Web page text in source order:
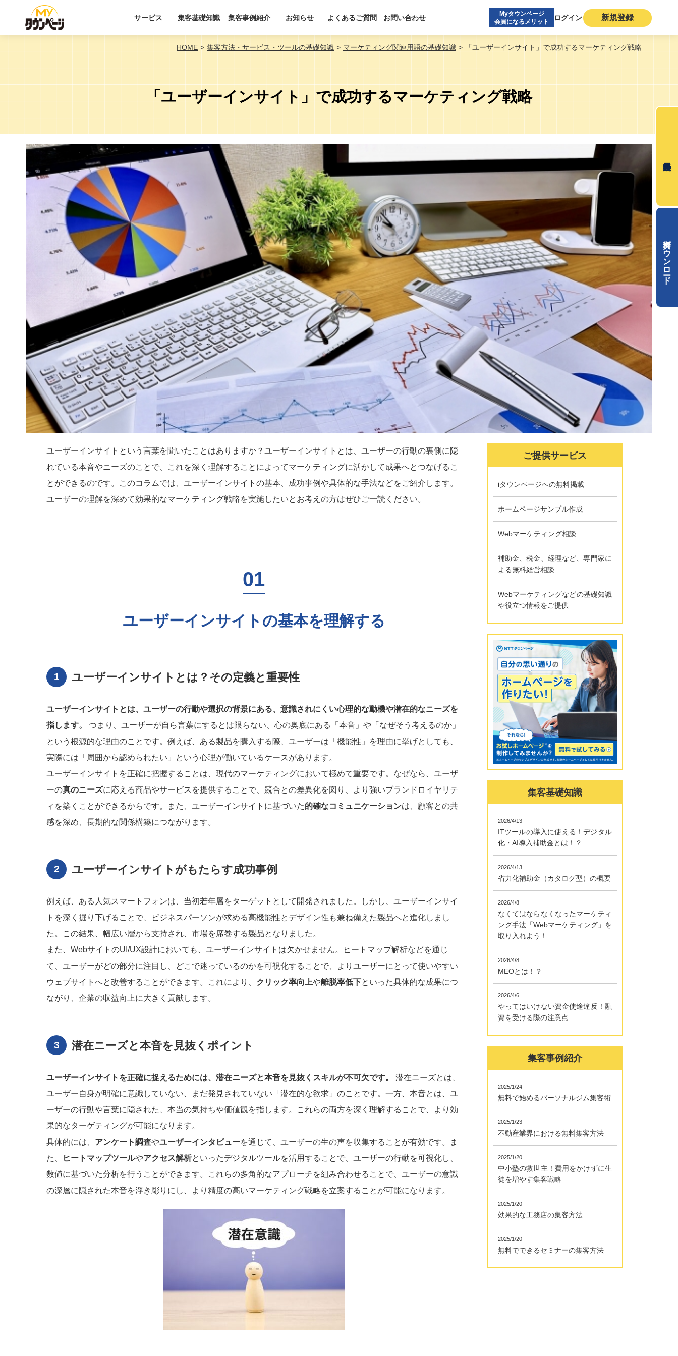
サービス 集客基礎知識 集客事例紹介 お知らせ よくあるご質問 お問い合わせ
Myタウンページ
会員になるメリット
ログイン 新規登録
資料ダウンロード
HOME 集客方法・サービス・ツールの基礎知識 マーケティング関連用語の基礎知識 「ユーザーインサイト」で成功するマーケティング戦略
「ユーザーインサイト」で成功するマーケティング戦略
ユーザーインサイトという言葉を聞いたことはありますか？ユーザーインサイトとは、ユーザーの行動の裏側に隠
れている本音やニーズのことで、これを深く理解することによってマーケティングに活かして成果へとつなげるこ
とができるのです。このコラムでは、ユーザーインサイトの基本、成功事例や具体的な手法などをご紹介します。
ユーザーの理解を深めて効果的なマーケティング戦略を実施したいとお考えの方はぜひご一読ください。
ユーザーインサイトの基本を理解する
ユーザーインサイトとは？その定義と重要性
ユーザーインサイトとは、ユーザーの行動や選択の背景にある、意識されにくい心理的な動機や潜在的なニーズを
指します。
つまり、ユーザーが自ら言葉にするとは限らない、心の奥底にある「本音」や「なぜそう考えるのか」
という根源的な理由のことです。例えば、ある製品を購入する際、ユーザーは「機能性」を理由に挙げとしても、
実際には「周囲から認められたい」という心理が働いているケースがあります。
ユーザーインサイトを正確に把握することは、現代のマーケティングにおいて極めて重要です。なぜなら、ユーザ
ーの真のニーズに応える商品やサービスを提供することで、競合との差異化を図り、より強いブランドロイヤリテ
ィを築くことができるからです。また、ユーザーインサイトに基づいた的確なコミュニケーションは、顧客との共
感を深め、長期的な関係構築につながります。
ユーザーインサイトがもたらす成功事例
例えば、ある人気スマートフォンは、当初若年層をターゲットとして開発されました。しかし、ユーザーインサイ
トを深く掘り下げることで、ビジネスパーソンが求める高機能性とデザイン性も兼ね備えた製品へと進化しまし
た。この結果、幅広い層から支持され、市場を席巻する製品となりました。
また、WebサイトのUI/UX設計においても、ユーザーインサイトは欠かせません。ヒートマップ解析などを通じ
て、ユーザーがどの部分に注目し、どこで迷っているのかを可視化することで、よりユーザーにとって使いやすい
ウェブサイトへと改善することができます。これにより、 クリック率向上や離脱率低下といった具体的な成果につ
ながり、企業の収益向上に大きく貢献します。
潜在ニーズと本音を見抜くポイント
ユーザーインサイトを正確に捉えるためには、潜在ニーズと本音を見抜くスキルが不可欠です。
潜在ニーズとは、
ユーザー自身が明確に意識していない、まだ発見されていない「潜在的な欲求」のことです。一方、本音とは、ユ
ーザーの行動や言葉に隠された、本当の気持ちや価値観を指します。これらの両方を深く理解することで、より効
果的なターゲティングが可能になります。
具体的には、 アンケート調査やユーザーインタビューを通じて、ユーザーの生の声を収集することが有効です。ま
た、
ヒートマップツールやアクセス解析といったデジタルツールを活用することで、ユーザーの行動を可視化し、
数値に基づいた分析を行うことができます。これらの多角的なアプローチを組み合わせることで、ユーザーの意識
の深層に隠された本音を浮き彫りにし、より精度の高いマーケティング戦略を立案することが可能になります。
ご提供サービス
iタウンページへの無料掲載
ホームページサンプル作成
Webマーケティング相談
補助金、税金、経理など、専門家に
よる無料経営相談
Webマーケティングなどの基礎知識
や役立つ情報をご提供
集客基礎知識
2026/4/13
ITツールの導入に使える！デジタル
化・AI導入補助金とは！？
2026/4/13
省力化補助金（カタログ型）の概要
2026/4/8
なくてはならなくなったマーケティ
ング手法「Webマーケティング」を
取り入れよう！
2026/4/8
MEOとは！？
2026/4/6
やってはいけない資金使途違反！融
資を受ける際の注意点
集客事例紹介
2025/1/24
無料で始めるパーソナルジム集客術
2025/1/23
不動産業界における無料集客方法
2025/1/20
中小塾の救世主！費用をかけずに生
徒を増やす集客戦略
2025/1/20
効果的な工務店の集客方法
2025/1/20
無料でできるセミナーの集客方法